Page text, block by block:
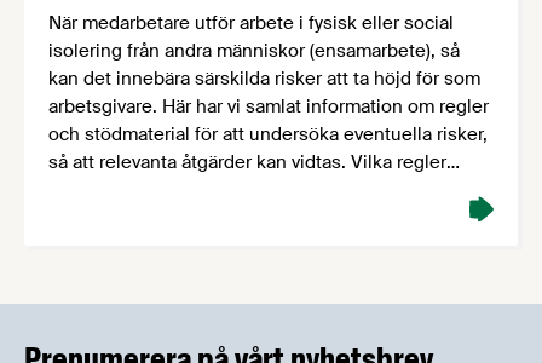
När medarbetare utför arbete i fysisk eller social
isolering från andra människor (ensamarbete), så
kan det innebära särskilda risker att ta höjd för som
arbetsgivare. Här har vi samlat information om regler
och stödmaterial för att undersöka eventuella risker,
så att relevanta åtgärder kan vidtas. Vilka regler